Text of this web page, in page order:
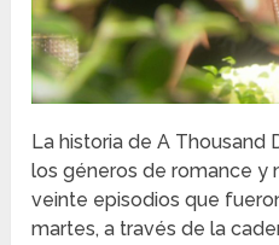
La historia de A Thousand
los géneros de romance y
veinte episodios que
martes, a través de la